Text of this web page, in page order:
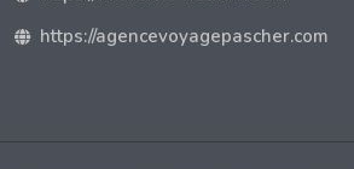
https://agencevoyagepascher.com